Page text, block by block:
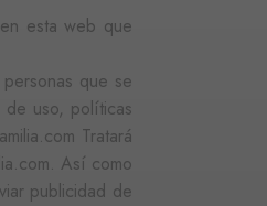
esta web que
que se
de uso, políticas
Tratará
Así como
publicidad de